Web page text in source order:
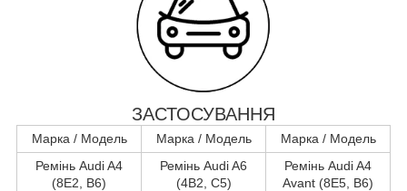
ЗАСТОСУВАННЯ
Марка / Модель Марка / Модель
Марка / Модель
Ремінь Audi A4
(8E2, B6)
Ремінь Audi A6
(4B2, C5)
Ремінь Audi A4
Avant (8E5, B6)